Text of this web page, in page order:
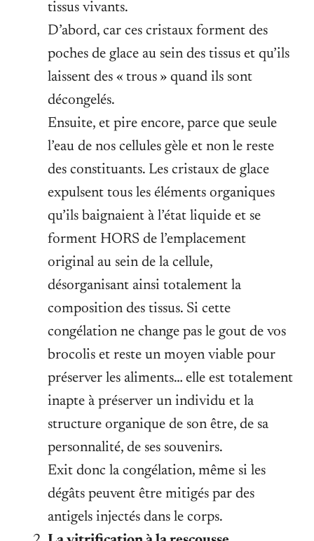
tissus vivants.
D’abord, car ces cristaux forment des
poches de glace au sein des tissus et qu’ils
laissent des « trous » quand ils sont
décongelés.
Ensuite, et pire encore, parce que seule
l’eau de nos cellules gèle et non le reste
des constituants. Les cristaux de glace
expulsent tous les éléments organiques
qu’ils baignaient à l’état liquide et se
forment HORS de l’emplacement
original au sein de la cellule,
désorganisant ainsi totalement la
composition des tissus. Si cette
congélation ne change pas le gout de vos
brocolis et reste un moyen viable pour
préserver les aliments… elle est totalement
inapte à préserver un individu et la
structure organique de son être, de sa
personnalité, de ses souvenirs.
Exit donc la congélation, même si les
dégâts peuvent être mitigés par des
antigels injectés dans le corps.